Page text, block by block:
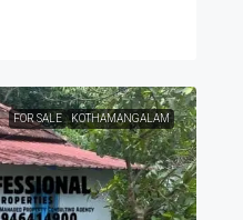
FOR SALE KOTHAMANGALAM